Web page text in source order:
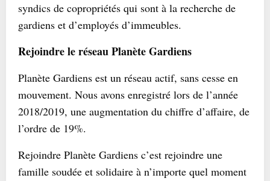
syndics de copropriétés qui sont à la recherche de
gardiens et d’employés d’immeubles.
Rejoindre le réseau Planète Gardiens
Planète Gardiens est un réseau actif, sans cesse en
mouvement. Nous avons enregistré lors de l’année
2018/2019, une augmentation du chiffre d’affaire, de
l’ordre de 19%.
Rejoindre Planète Gardiens c’est rejoindre une
famille soudée et solidaire à n’importe quel moment